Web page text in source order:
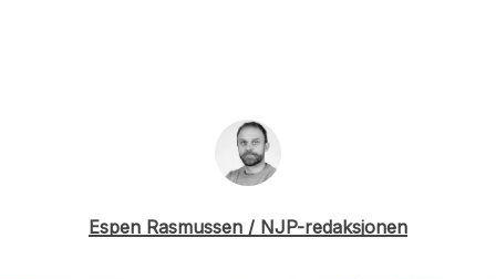
Espen Rasmussen / NJP-redaksjonen